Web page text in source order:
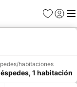
Favoritos
Iniciar
habitaciones
1 habitación